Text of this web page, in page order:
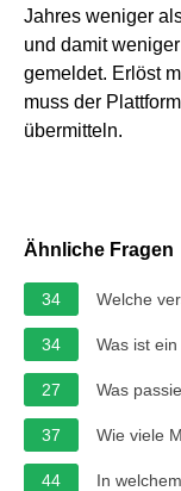
Jahres weniger
und damit
gemeldet. Erlöst
muss der
übermitteln.
Ähnliche Fragen
34 Welche
34 Was ist
27 Was
37 Wie viele
44 In